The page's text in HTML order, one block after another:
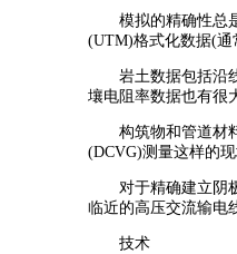
模拟的精确性总是
(UTM)格式化数据(通
岩土数据包括沿线
壤电阻率数据也有很
构筑物和管道材料
(DCVG)测量这样的
对于精确建立阴极
临近的高压交流输电
技术